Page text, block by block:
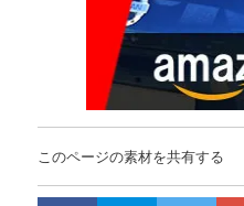
このページの素材を共有する